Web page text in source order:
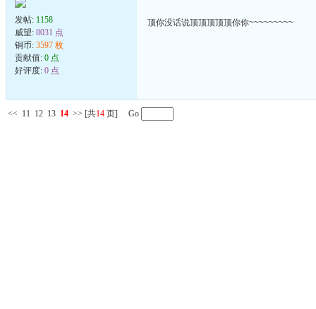
发帖: 1158
威望: 8031 点
铜币: 3597 枚
贡献值: 0 点
好评度: 0 点
顶你没话说顶顶顶顶顶你你~~~~~~~~~
<< 11 12 13 14 >> [共14 页] Go